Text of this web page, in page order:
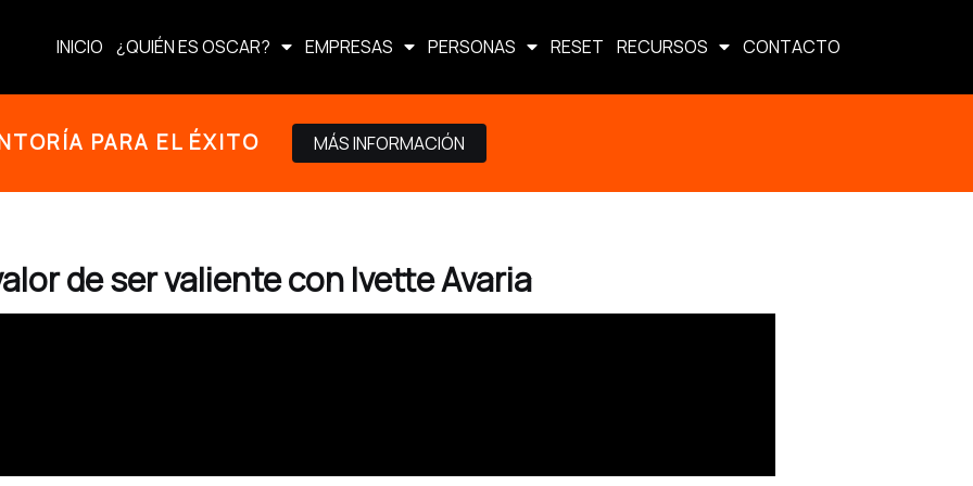
INICIO ¿QUIÉN ES OSCAR? EMPRESAS PERSONAS RESET RECURSOS CONTACTO
PARA EL ÉXITO MÁS INFORMACIÓN
de ser valiente con Ivette Avaria